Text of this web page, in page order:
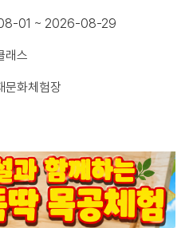
01 ~ 2026-08-29
래스
문화체험장